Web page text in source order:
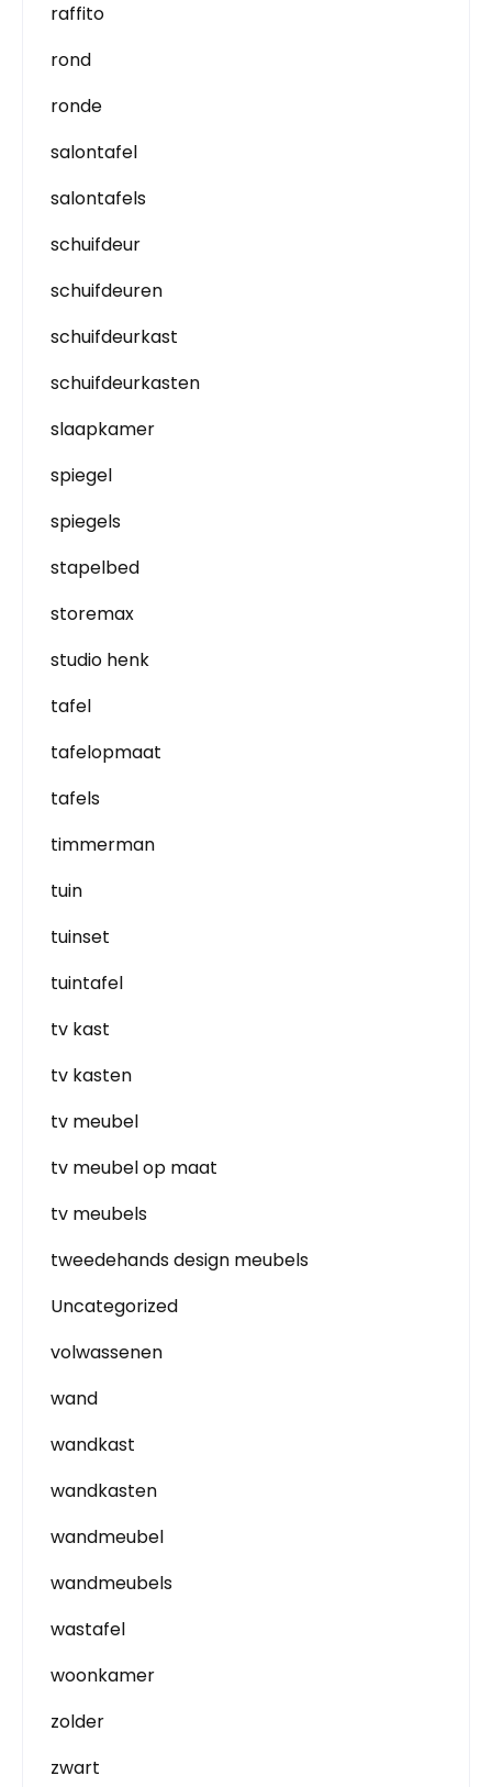
raffito
rond
ronde
salontafel
salontafels
schuifdeur
schuifdeuren
schuifdeurkast
schuifdeurkasten
slaapkamer
spiegel
spiegels
stapelbed
storemax
studio henk
tafel
tafelopmaat
tafels
timmerman
tuin
tuinset
tuintafel
tv kast
tv kasten
tv meubel
tv meubel op maat
tv meubels
tweedehands design meubels
Uncategorized
volwassenen
wand
wandkast
wandkasten
wandmeubel
wandmeubels
wastafel
woonkamer
zolder
zwart